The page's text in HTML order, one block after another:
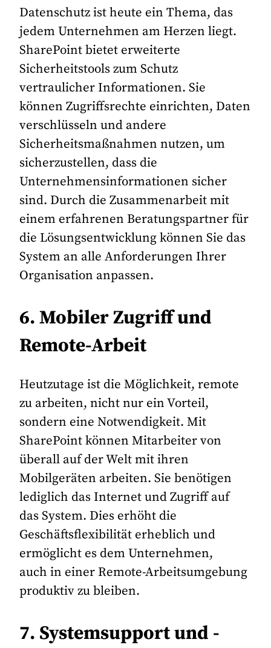
Datenschutz ist heute ein Thema, das
jedem Unternehmen am Herzen liegt.
SharePoint bietet erweiterte
Sicherheitstools zum Schutz
vertraulicher Informationen. Sie
können Zugriffsrechte einrichten, Daten
verschlüsseln und andere
Sicherheitsmaßnahmen nutzen, um
sicherzustellen, dass die
Unternehmensinformationen sicher
sind. Durch die Zusammenarbeit mit
einem erfahrenen Beratungspartner für
die Lösungsentwicklung können Sie das
System an alle Anforderungen Ihrer
Organisation anpassen.
6. Mobiler Zugriff und
Remote-Arbeit
Heutzutage ist die Möglichkeit, remote
zu arbeiten, nicht nur ein Vorteil,
sondern eine Notwendigkeit. Mit
SharePoint können Mitarbeiter von
überall auf der Welt mit ihren
Mobilgeräten arbeiten. Sie benötigen
lediglich das Internet und Zugriff auf
das System. Dies erhöht die
Geschäftsflexibilität erheblich und
ermöglicht es dem Unternehmen,
auch in einer Remote-Arbeitsumgebung
produktiv zu bleiben.
7. Systemsupport und -